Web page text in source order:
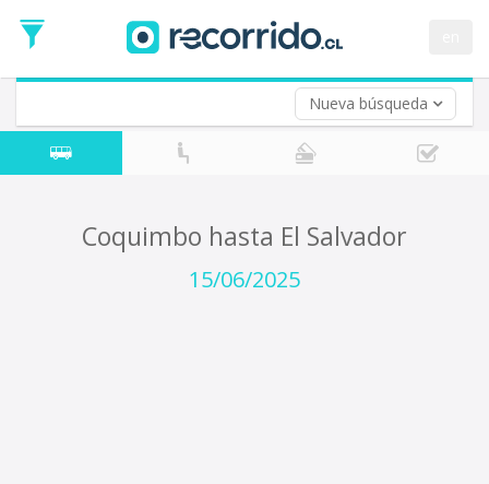
Nueva búsqueda
de
Ida
Vuelta (opcional)
Fecha
de
Coquimbo hasta El Salvador
15/06/2025